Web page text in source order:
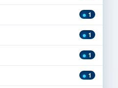
1
1
1
1